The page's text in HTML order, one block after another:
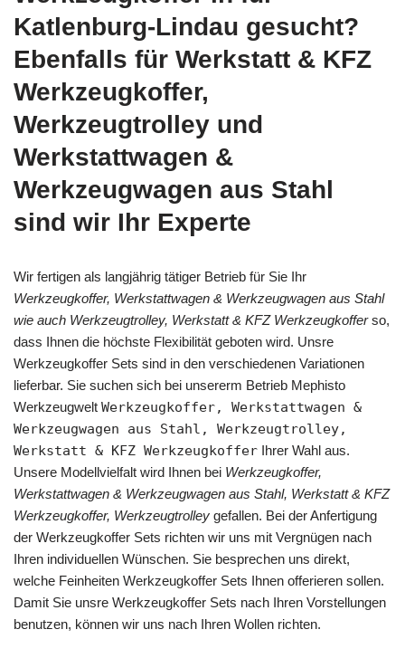
Katlenburg-Lindau gesucht?
Ebenfalls für Werkstatt & KFZ
Werkzeugkoffer,
Werkzeugtrolley und
Werkstattwagen &
Werkzeugwagen aus Stahl
sind wir Ihr Experte
Wir fertigen als langjährig tätiger Betrieb für Sie Ihr
Werkzeugkoffer, Werkstattwagen & Werkzeugwagen aus Stahl
wie auch Werkzeugtrolley, Werkstatt & KFZ Werkzeugkofferso,
dass Ihnen die höchste Flexibilität geboten wird. Unsre
Werkzeugkoffer Sets sind in den verschiedenen Variationen
lieferbar. Sie suchen sich bei unsererm Betrieb Mephisto
Werkzeugwelt Werkzeugkoffer, Werkstattwagen &
Werkzeugwagen aus Stahl, Werkzeugtrolley,
Werkstatt & KFZ Werkzeugkoffer Ihrer Wahl aus.
Unsere Modellvielfalt wird Ihnen bei Werkzeugkoffer,
Werkstattwagen & Werkzeugwagen aus Stahl, Werkstatt & KFZ
Werkzeugkoffer, Werkzeugtrolley gefallen. Bei der Anfertigung
der Werkzeugkoffer Sets richten wir uns mit Vergnügen nach
Ihren individuellen Wünschen. Sie besprechen uns direkt,
welche Feinheiten Werkzeugkoffer Sets Ihnen offerieren sollen.
Damit Sie unsre Werkzeugkoffer Sets nach Ihren Vorstellungen
benutzen, können wir uns nach Ihren Wollen richten.